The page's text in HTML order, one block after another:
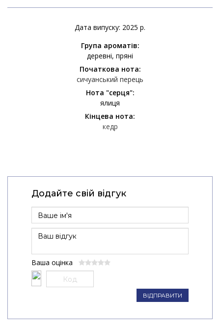
Дата випуску: 2025 р.
Група ароматів:
деревні пряні
Початкова нота:
сичуанський перець
Нота "серця":
ялиця
Кінцева нота:
кедр
Додайте свій відгук
Ваша оцінка
ВІДПРАВИТИ